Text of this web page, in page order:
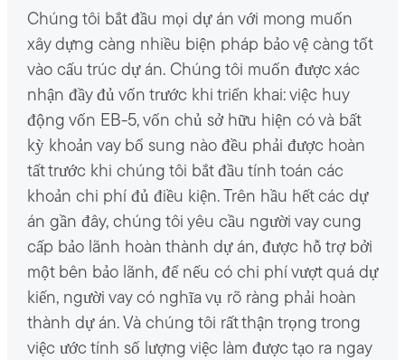
Chúng tôi bắt đầu mọi dự án với mong muốn
xây dựng càng nhiều biện pháp bảo vệ càng tốt
vào cấu trúc dự án. Chúng tôi muốn được xác
nhận đầy đủ vốn trước khi triển khai: việc huy
động vốn EB-5, vốn chủ sở hữu hiện có và bất
kỳ khoản vay bổ sung nào đều phải được hoàn
tất trước khi chúng tôi bắt đầu tính toán các
khoản chi phí đủ điều kiện. Trên hầu hết các dự
án gần đây, chúng tôi yêu cầu người vay cung
cấp bảo lãnh hoàn thành dự án, được hỗ trợ bởi
một bên bảo lãnh, để nếu có chi phí vượt quá dự
kiến, người vay có nghĩa vụ rõ ràng phải hoàn
thành dự án. Và chúng tôi rất thận trọng trong
việc ước tính số lượng việc làm được tạo ra ngay